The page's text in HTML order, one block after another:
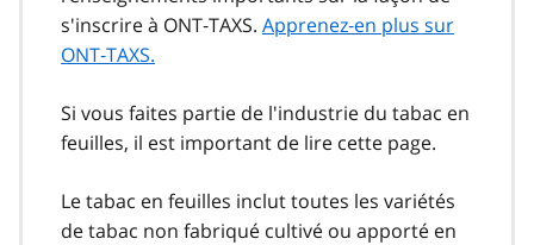
s'inscrire à ONT‑TAXS. Apprenez‑en plus sur
ONT‑TAXS.
Si vous faites partie de l'industrie du tabac en
feuilles, il est important de lire cette page.
Le tabac en feuilles inclut toutes les variétés
de tabac non fabriqué cultivé ou apporté en